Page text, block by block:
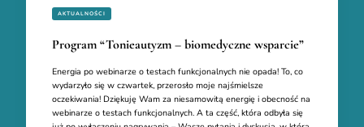
AKTUALNOŚCI
Program “Tonieautyzm – biomedyczne wsparcie”
Energia po webinarze o testach funkcjonalnych nie opada! To, co
wydarzyło się w czwartek, przerosło moje najśmielsze
oczekiwania! Dziękuję Wam za niesamowitą energię i obecność na
webinarze o testach funkcjonalnych. A ta część, która odbyła się